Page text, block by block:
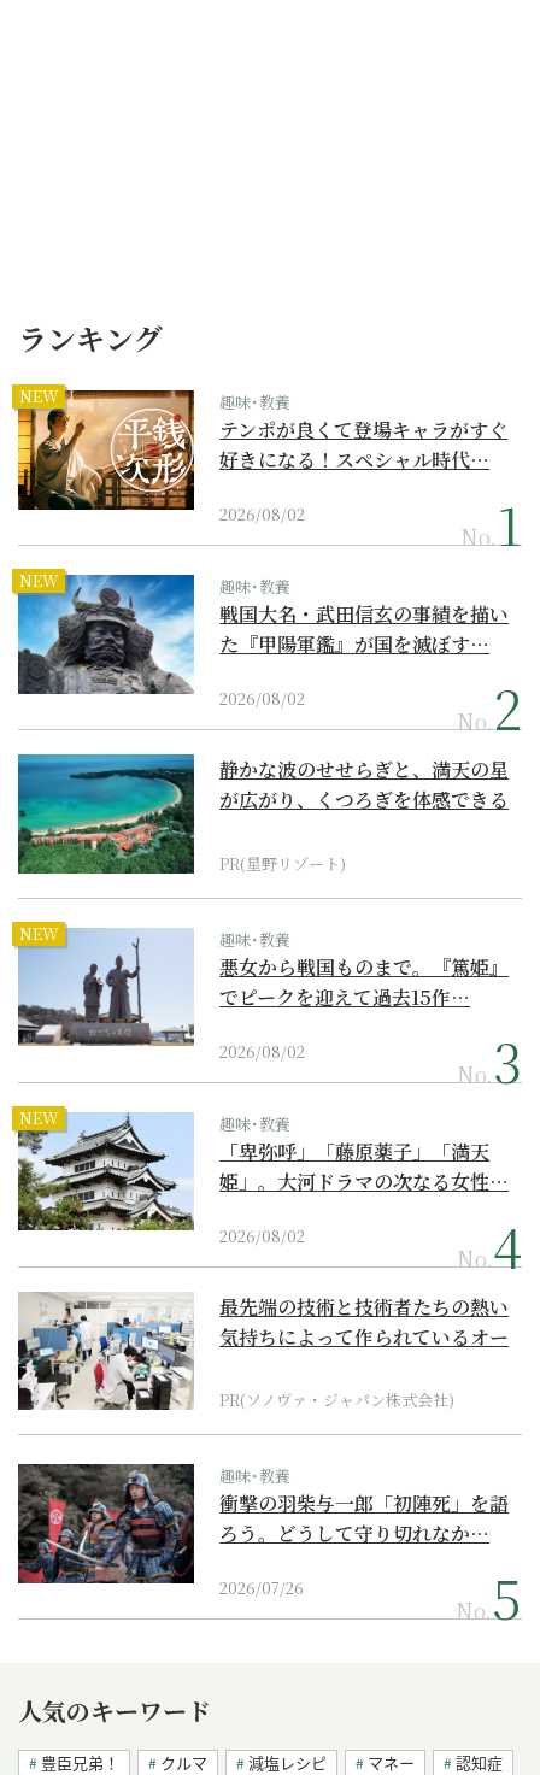
ランキング
NEW 趣味･教養
テンポが良くて登場キャラがすぐ
好きになる！スペシャル時代…
2026/08/02
No.
NEW 趣味･教養
戦国大名・武田信玄の事績を描い
た『甲陽軍鑑』が国を滅ぼす…
2026/08/02
No.
静かな波のせせらぎと、満天の星
が広がり、くつろぎを体感できる
PR(星野リゾート)
NEW 趣味･教養
悪女から戦国ものまで。『篤姫』
でピークを迎えて過去15作…
2026/08/02
No.
NEW 趣味･教養
「卑弥呼」「藤原薬子」「満天
姫」。大河ドラマの次なる女性…
2026/08/02
No.
最先端の技術と技術者たちの熱い
気持ちによって作られているオー
PR(ソノヴァ・ジャパン株式会社)
趣味･教養
衝撃の羽柴与一郎「初陣死」を語
ろう。どうして守り切れなか…
2026/07/26
No.
人気のキーワード
豊臣兄弟！ クルマ 減塩レシピ マネー 認知症